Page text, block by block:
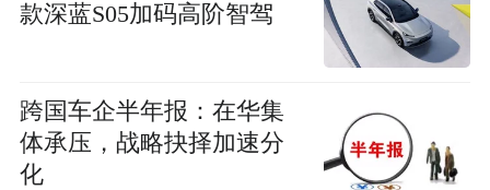
款深蓝S05加码高阶智驾
跨国车企半年报：在华集
体承压，战略抉择加速分
化